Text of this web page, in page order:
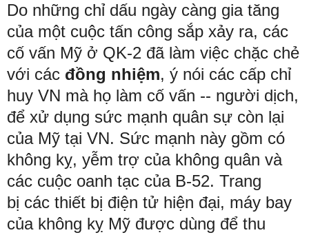
Do những chỉ dấu ngày càng gia tăng
của một cuộc tấn công sắp xảy ra, các
cố vấn Mỹ ở QK-2 đã làm việc chặc chẻ
với các đồng nhiệm, ý nói các cấp chỉ
huy VN mà họ làm cố vấn -- người dịch,
để xử dụng sức mạnh quân sự còn lại
của Mỹ tại VN. Sức mạnh này gồm có
không kỵ, yễm trợ của không quân và
các cuộc oanh tạc của B-52. Trang
bị các thiết bị điện tử hiện đại, máy bay
của không kỵ Mỹ được dùng để thu